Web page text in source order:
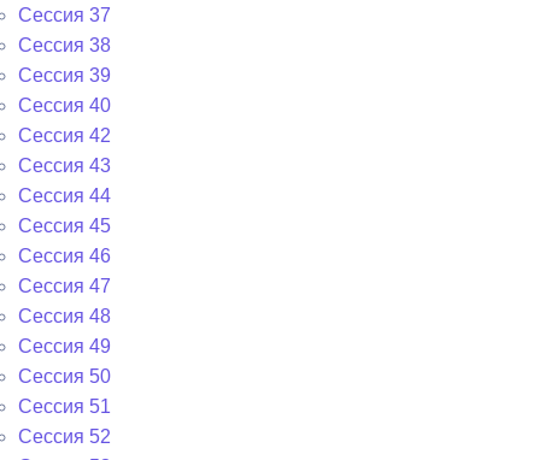
Сессия 37
Сессия 38
Сессия 39
Сессия 40
Сессия 42
Сессия 43
Сессия 44
Сессия 45
Сессия 46
Сессия 47
Сессия 48
Сессия 49
Сессия 50
Сессия 51
Сессия 52